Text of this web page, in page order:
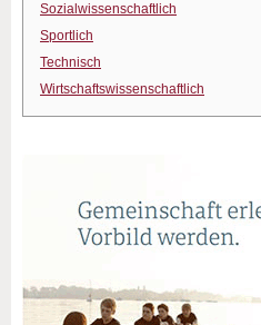
Sozialwissenschaftlich
Sportlich
Technisch
Wirtschaftswissenschaftlich